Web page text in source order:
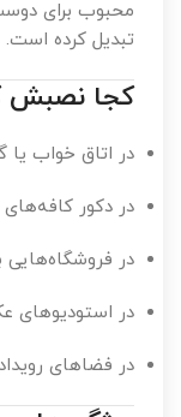
محبوب برای
تبدیل کرده است.
کجا نصبش
در اتاق خواب یا
در دکور
در فروشگاه‌هایی
در استودیوهای
در فضاهای